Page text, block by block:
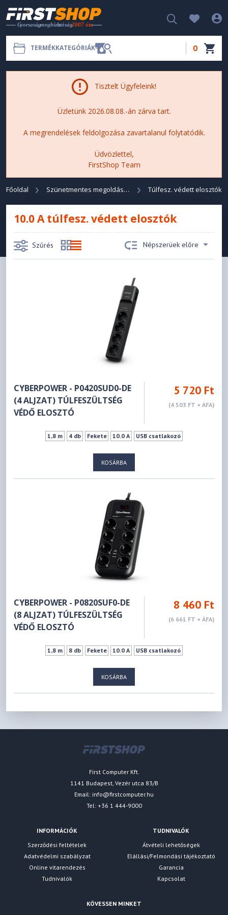
TERMÉKKATEGÓRIÁK 0
Tisztelt Ügyfeleink!
Üzletünk 2026.08.08.-án zárva tart.
A megrendelések feldolgozása zavartalanul folytatódik.
Üdvözlettel,
FirstShop Team
Főoldal Szünetmentes megoldások Túlfesz. védett elosztók
10.0 A túlfesz. védett elosztók
Szűrés Népszerüek előre
CYBERPOWER - P0420SUD0-DE
(4 ALJZAT) TÚLFESZÜLTSÉG
VÉDŐ ELOSZTÓ
5 720 Ft
(4 503 FT + ÁFA)
1,8 m 4 db Fekete 10.0 A USB csatlakozó
KOSÁRBA
CYBERPOWER - P0820SUF0-DE
(8 ALJZAT) TÚLFESZÜLTSÉG
VÉDŐ ELOSZTÓ
8 460 Ft
(6 661 FT + ÁFA)
1,8 m 8 db Fekete 10.0 A USB csatlakozó
KOSÁRBA
First Computer Kft.
1141 Budapest, Vezér utca 83/B
Email: info@firstcomputer.hu
Tel: +36 1 444-9000
INFORMÁCIÓK
Szerződési feltételek
Adatvédelmi szabályzat
Online vitarendezés
Tudnivalók
TUDNIVALÓK
Átvételi lehetőségek
Elállási/Felmondási tájékoztató
Garancia
Kapcsolat
KÖVESSEN MINKET